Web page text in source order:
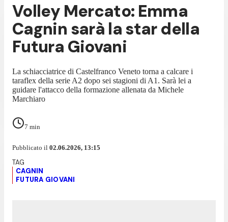
Volley Mercato: Emma
Cagnin sarà la star della
Futura Giovani
La schiacciatrice di Castelfranco Veneto torna a calcare i
taraflex della serie A2 dopo sei stagioni di A1. Sarà lei a
guidare l'attacco della formazione allenata da Michele
Marchiaro
7 min
Pubblicato il 02.06.2026, 13:15
CAGNIN
FUTURA GIOVANI